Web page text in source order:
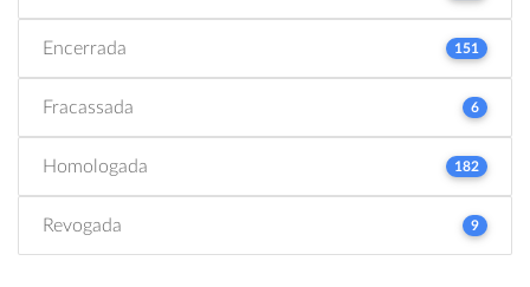
Encerrada 151
Fracassada 6
Homologada 182
Revogada 9